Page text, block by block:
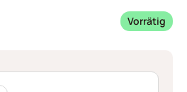
Vorrätig